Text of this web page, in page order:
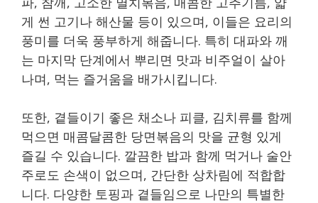
게 썬 고기나 해산물 등이 있으며, 이들은 요리의
풍미를 더욱 풍부하게 해줍니다. 특히 대파와 깨
는 마지막 단계에서 뿌리면 맛과 비주얼이 살아
나며, 먹는 즐거움을 배가시킵니다.
또한, 곁들이기 좋은 채소나 피클, 김치류를 함께
먹으면 매콤달콤한 당면볶음의 맛을 균형 있게
즐길 수 있습니다. 깔끔한 밥과 함께 먹거나 술안
주로도 손색이 없으며, 간단한 상차림에 적합합
니다. 다양한 토핑과 곁들임으로 나만의 특별한